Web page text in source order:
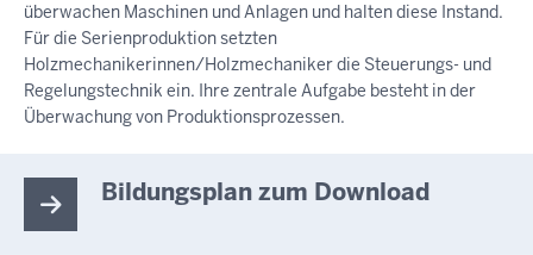
überwachen Maschinen und Anlagen und halten diese Instand.
Für die Serienproduktion setzten
Holzmechanikerinnen/Holzmechaniker die Steuerungs- und
Regelungstechnik ein. Ihre zentrale Aufgabe besteht in der
Überwachung von Produktionsprozessen.
Bildungsplan zum Download